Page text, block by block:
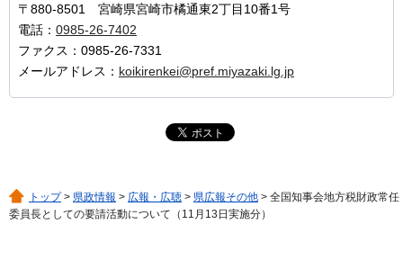
〒880-8501 宮崎県宮崎市橘通東2丁目10番1号
電話： 0985-26-7402
ファクス：0985-26-7331
メールアドレス： koikirenkei@pref.miyazaki.lg.jp
トップ> 県政情報 > 広報・広聴 > 県広報その他 > 全国知事会地方税財政常任
委員長としての要請活動について（11月13日実施分）